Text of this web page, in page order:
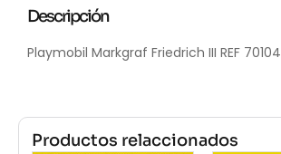
Descripción
Playmobil Markgraf Friedrich III REF 70104
Productos relaccionados